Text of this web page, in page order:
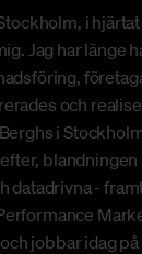
i
Jag har länge
och
i
datadrivna -
jobbar idag